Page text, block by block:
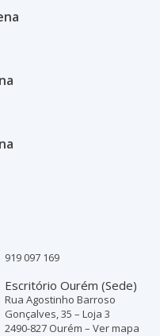
919 097 169
Escritório Ourém (Sede)
Rua Agostinho Barroso
Gonçalves, 35 – Loja 3
2490-827 Ourém – Ver mapa